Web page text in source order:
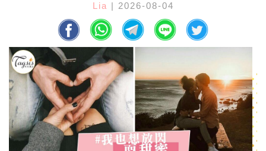
Lia | 2026-08-04